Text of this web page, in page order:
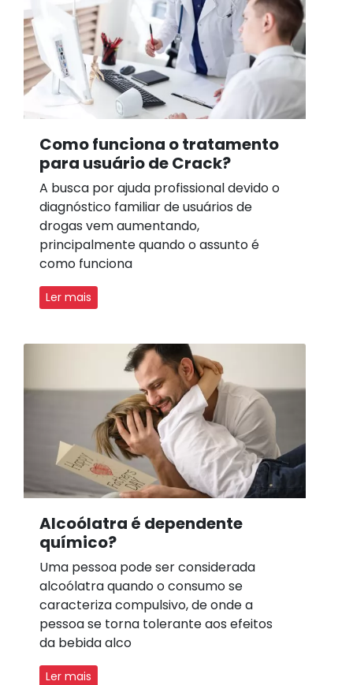
Como funciona o tratamento
para usuário de Crack?
A busca por ajuda profissional devido o
diagnóstico familiar de usuários de
drogas vem aumentando,
principalmente quando o assunto é
como funciona
Ler mais
Alcoólatra é dependente
químico?
Uma pessoa pode ser considerada
alcoólatra quando o consumo se
caracteriza compulsivo, de onde a
pessoa se torna tolerante aos efeitos
da bebida alco
Ler mais